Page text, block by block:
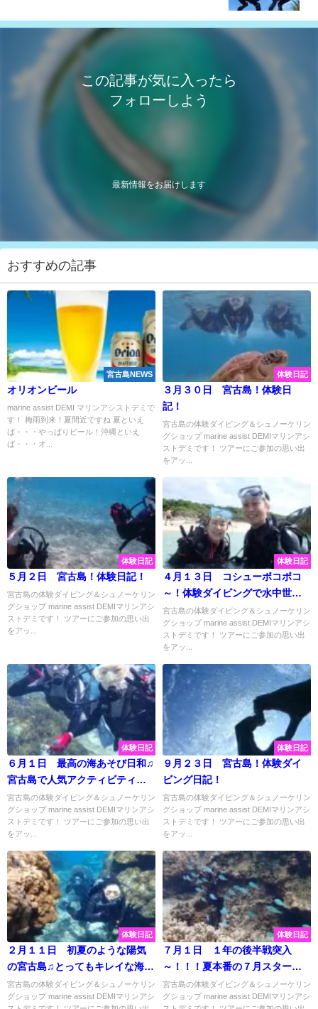
この記事が気に入ったら
フォローしよう
最新情報をお届けします
おすすめの記事
宮古島NEWS
オリオンビール
marine assist DEMI マリンアシストデミで
す！ 梅雨到来！夏間近ですね 夏といえ
ば・・・やっぱりビール！沖縄といえ
ば・・・オ...
体験日記
３月３０日 宮古島！体験日
記！
宮古島の体験ダイビング＆シュノーケリン
グショップ marine assist DEMIマリンアシ
ストデミです！ ツアーにご参加の思い出
をアッ...
体験日記
５月２日 宮古島！体験日記！
宮古島の体験ダイビング＆シュノーケリン
グショップ marine assist DEMIマリンアシ
ストデミです！ ツアーにご参加の思い出
をアッ...
体験日記
４月１３日 コシューボコボコ
～！体験ダイビングで水中世界
を大冒険！
宮古島の体験ダイビング＆シュノーケリン
グショップ marine assist DEMIマリンアシ
ストデミです！ ツアーにご参加の思い出
をアッ...
体験日記
６月１日 最高の海あそび日和♫
宮古島で人気アクティビティー
を体験してみよう🐠～✨
宮古島の体験ダイビング＆シュノーケリン
グショップ marine assist DEMIマリンアシ
ストデミです！ ツアーにご参加の思い出
をアッ...
体験日記
９月２３日 宮古島！体験ダイ
ビング日記！
宮古島の体験ダイビング＆シュノーケリン
グショップ marine assist DEMIマリンアシ
ストデミです！ ツアーにご参加の思い出
をアッ...
体験日記
２月１１日 初夏のような陽気
の宮古島♫とってもキレイな海で
ロングビーチ体験ダイビングツ
アー♡
宮古島の体験ダイビング＆シュノーケリン
グショップ marine assist DEMIマリンアシ
体験日記
７月１日 １年の後半戦突入
～！！！夏本番の７月スタート
♡
宮古島の体験ダイビング＆シュノーケリン
グショップ marine assist DEMIマリンアシ